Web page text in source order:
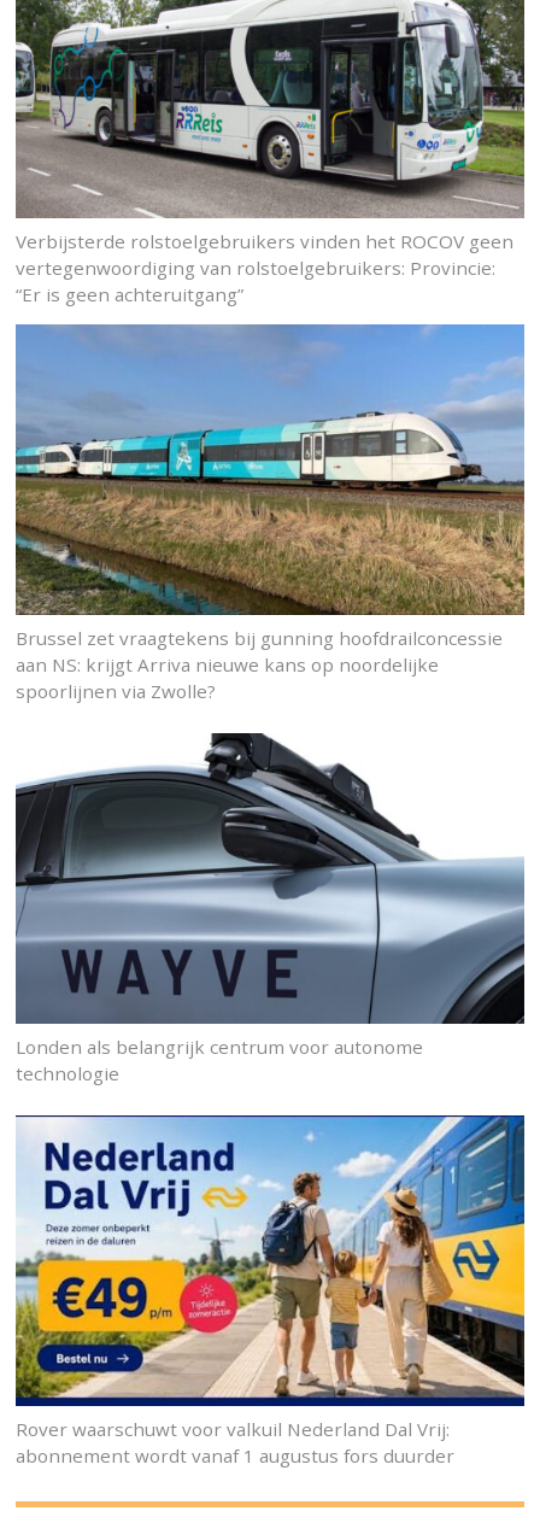
Verbijsterde rolstoelgebruikers vinden het ROCOV geen
vertegenwoordiging van rolstoelgebruikers: Provincie:
“Er is geen achteruitgang”
Brussel zet vraagtekens bij gunning hoofdrailconcessie
aan NS: krijgt Arriva nieuwe kans op noordelijke
spoorlijnen via Zwolle?
Londen als belangrijk centrum voor autonome
technologie
Rover waarschuwt voor valkuil Nederland Dal Vrij:
abonnement wordt vanaf 1 augustus fors duurder